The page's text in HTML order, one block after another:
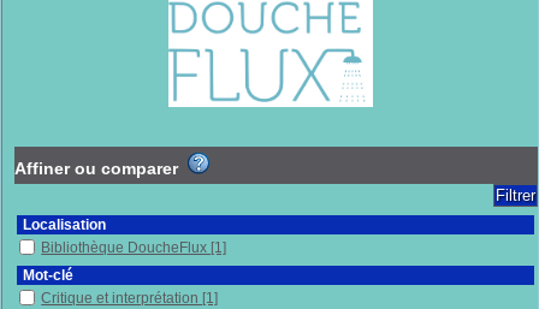
Affiner ou comparer
Localisation
Bibliothèque DoucheFlux [1]
Mot-clé
Critique et interprétation [1]